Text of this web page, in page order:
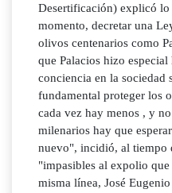
Desertificación) explicó lo
momento, decretar una
olivos centenarios como
que Palacios hizo
conciencia en la sociedad
fundamental proteger los
cada vez hay menos , y
milenarios hay que
nuevo", incidió, al tiempo
"impasibles al expolio
misma línea, José